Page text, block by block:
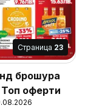
Cтраница 23
брошура
оферти